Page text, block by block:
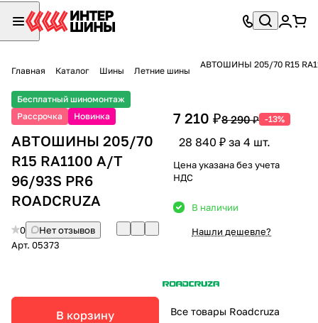
Главная Каталог Шины Летние шины
АВТОШИНЫ 205/70 R15
Бесплатный шиномонтаж
Рассрочка
Новинка
АВТОШИНЫ 205/70
R15 RA1100 A/T
96/93S PR6
ROADCRUZA
0
Нет отзывов
Арт. 05373
В корзину
7 210 ₽8 290 ₽ -13%
28 840 ₽ за 4 шт.
Цена указана без учета
НДС
В наличии
Нашли дешевле?
Все товары Roadcruza